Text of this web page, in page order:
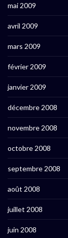
mai 2009
avril 2009
mars 2009
février 2009
janvier 2009
décembre 2008
novembre 2008
octobre 2008
septembre 2008
août 2008
juillet 2008
juin 2008